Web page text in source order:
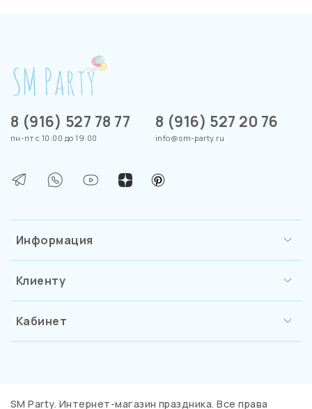
Информация
Клиенту
Кабинет
8 (916) 527 78 77
пн-пт с 10:00 до 19:00
8 (916) 527 20 76
info@sm-party.ru
SM Party. Интернет-магазин праздника. Все права